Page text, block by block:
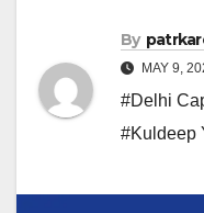
By
MAY 9,
#Delhi
#Kuldeep